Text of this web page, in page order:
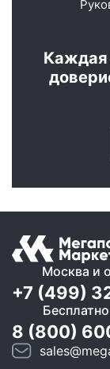
Каждая
Москва и
+7 (499)
8 (800)